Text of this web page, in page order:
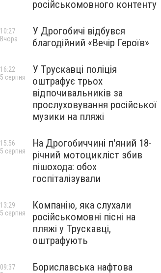
російськомовного контенту
У Дрогобичі відбувся
благодійний «Вечір Героїв»
10:27
Вчора
У Трускавці поліція
оштрафує трьох
відпочивальників за
прослуховування російської
музики на пляжі
16:22
5 серпня
На Дрогобиччині п'яний 18-
річний мотоцикліст збив
пішохода: обох
госпіталізували
15:56
5 серпня
Компанію, яка слухали
російськомовні пісні на
пляжі у Трускавці,
оштрафують
13:29
5 серпня
Бориславська нафтова
09:37